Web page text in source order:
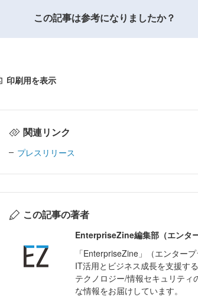
この記事は参考になりましたか？
印刷用を表示
関連リンク
プレスリリース
この記事の著者
EnterpriseZine編集部（エンタ
「EnterpriseZine」（エンター
IT活用とビジネス成長を支援す
テクノロジー/情報セキュリテ
な情報をお届けしています。